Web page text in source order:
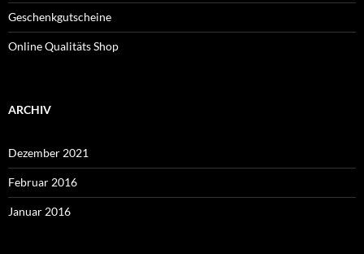
Geschenkgutscheine
Online Qualitäts Shop
ARCHIV
Dezember 2021
Februar 2016
Januar 2016